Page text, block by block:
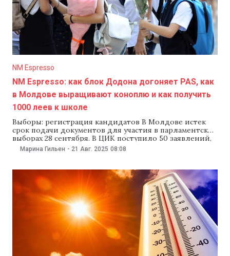
NM Espresso
NM Espresso: как блок Додона догоняет PAS, как
в Молдове выращивают коноплю и как получить
1000 леев к школе
Выборы: регистрация кандидатов В Молдове истек
срок подачи документов для участия в парламентских
выборах 28 сентября. В ЦИК поступило 50 заявлений,
пока комиссия зарегистрировала семь партий, три
блока и двух независимых кандидатов. Два заявления
соответствующей требованиям законодательства, и
от блока из четырех партий, которые, по
Марина Гильен - 21 Авг. 2025 08:08